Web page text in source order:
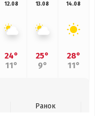
12.08
24°
11°
13.08
25°
9°
14.08
28°
11°
Ранок